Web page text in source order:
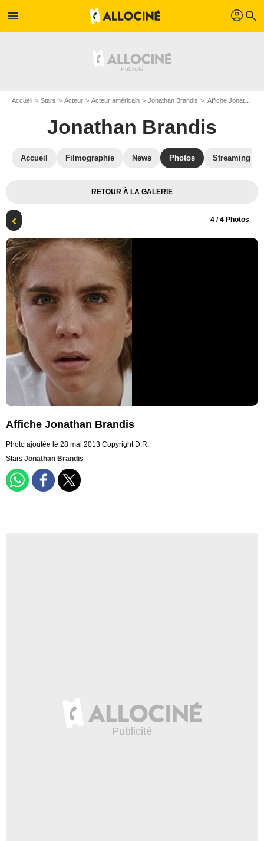
menu profil search
Accueil Stars Acteur Acteur américain Jonathan Brandis Affiche Jonathan Brandis
Jonathan Brandis
Accueil Filmographie News Photos Streaming
RETOUR À LA GALERIE
4 / 4 Photos
Affiche Jonathan Brandis
Photo ajoutée le 28 mai 2013 Copyright D.R.
Stars Jonathan Brandis